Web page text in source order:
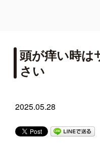
頭が痒い時は
さい
2025.05.28